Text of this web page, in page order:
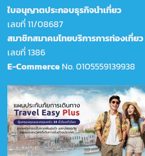
ใบอนุญาตประกอบธุรกิจนำเที่ยว
เลขที่ 11/08687
สมาชิกสมาคมไทยบริการการท่องเที่ยว
เลขที่ 1386
E-CommerceNo. 0105559139938